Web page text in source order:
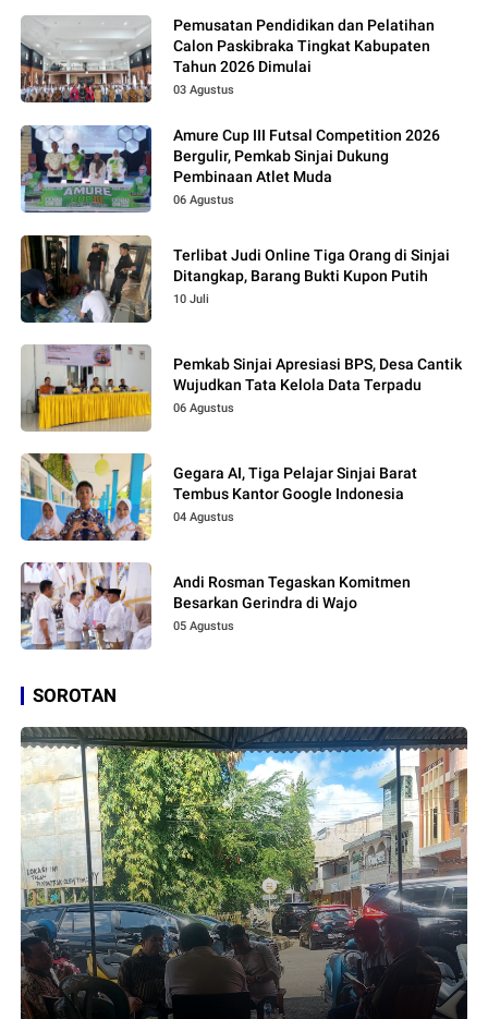
Pemusatan Pendidikan dan Pelatihan
Calon Paskibraka Tingkat Kabupaten
Tahun 2026 Dimulai
03 Agustus
Amure Cup III Futsal Competition 2026
Bergulir, Pemkab Sinjai Dukung
Pembinaan Atlet Muda
06 Agustus
Terlibat Judi Online Tiga Orang di Sinjai
Ditangkap, Barang Bukti Kupon Putih
10 Juli
Pemkab Sinjai Apresiasi BPS, Desa Cantik
Wujudkan Tata Kelola Data Terpadu
06 Agustus
Gegara AI, Tiga Pelajar Sinjai Barat
Tembus Kantor Google Indonesia
04 Agustus
Andi Rosman Tegaskan Komitmen
Besarkan Gerindra di Wajo
05 Agustus
SOROTAN